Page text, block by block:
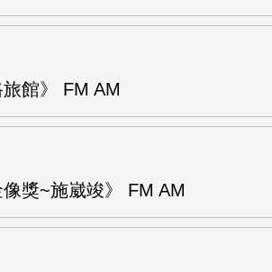
館》 FM AM
像獎~施崴竣》 FM AM